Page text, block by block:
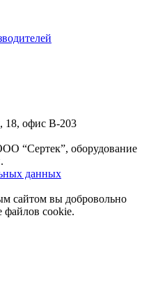
18, офис B-203
“Сертек”, оборудование
данных
сайтом вы добровольно
файлов cookie.